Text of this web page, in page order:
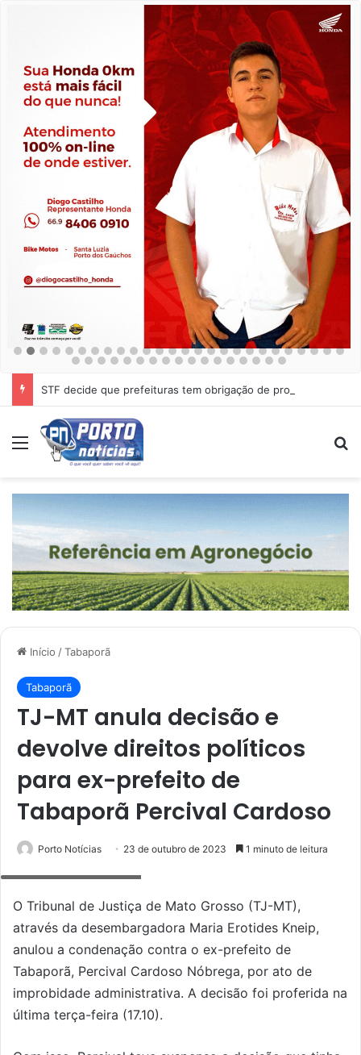
Menu
Início /Tabaporã
Tabaporã
TJ-MT anula decisão e
devolve direitos políticos
para ex-prefeito de
Tabaporã Percival Cardoso
Porto Notícias 23 de outubro de 2023 1 minuto de leitura
O Tribunal de Justiça de Mato Grosso (TJ-MT),
através da desembargadora Maria Erotides Kneip,
anulou a condenação contra o ex-prefeito de
Tabaporã, Percival Cardoso Nóbrega, por ato de
improbidade administrativa. A decisão foi proferida na
última terça-feira (17.10).